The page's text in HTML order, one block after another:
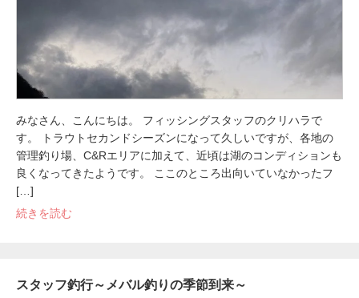
みなさん、こんにちは。 フィッシングスタッフのクリハラで
す。 トラウトセカンドシーズンになって久しいですが、各地の
管理釣り場、C&Rエリアに加えて、近頃は湖のコンディションも
良くなってきたようです。 ここのところ出向いていなかったフ
[…]
続きを読む
スタッフ釣行～メバル釣りの季節到来～